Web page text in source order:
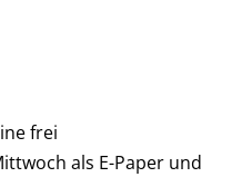
frei
als E-Paper und